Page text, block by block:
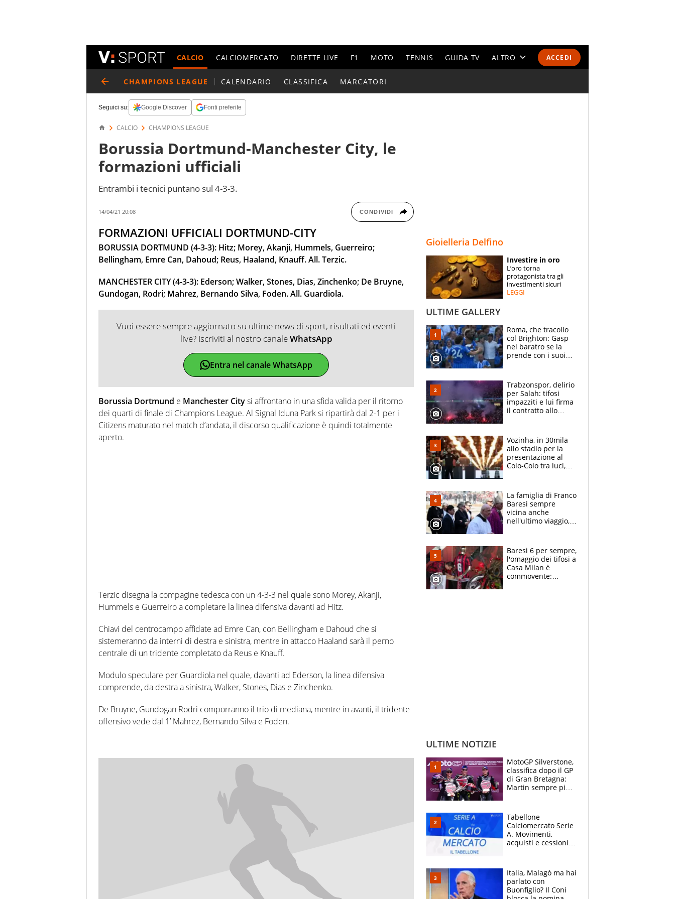
ACCEDI
CALCIO CALCIOMERCATO DIRETTE LIVE F1 MOTO TENNIS GUIDA TV ALTRO
ESPERTI
CONTATTI
CHAMPIONS LEAGUE CALENDARIO CLASSIFICA MARCATORI
Seguici su: Google Discover Fonti preferite
CALCIO CHAMPIONS LEAGUE
Borussia Dortmund-Manchester City, le
formazioni ufficiali
Entrambi i tecnici puntano sul 4-3-3.
14/04/21 20:08 CONDIVIDI
FORMAZIONI UFFICIALI DORTMUND-CITY
BORUSSIA DORTMUND (4-3-3): Hitz; Morey, Akanji, Hummels, Guerreiro;
Bellingham, Emre Can, Dahoud; Reus, Haaland, Knauff. All. Terzic.
MANCHESTER CITY (4-3-3): Ederson; Walker, Stones, Dias, Zinchenko; De Bruyne,
Gundogan, Rodri; Mahrez, Bernando Silva, Foden. All. Guardiola.
Vuoi essere sempre aggiornato su ultime news di sport, risultati ed eventi
live? Iscriviti al nostro canaleWhatsApp
Entra nel canale WhatsApp
Borussia Dortmund e Manchester Citysi affrontano in una sfida valida per il ritorno
dei quarti di finale di Champions League. Al Signal Iduna Park si ripartirà dal 2-1 per i
Citizens maturato nel match d’andata, il discorso qualificazione è quindi totalmente
aperto.
Terzic disegna la compagine tedesca con un 4-3-3 nel quale sono Morey, Akanji,
Hummels e Guerreiro a completare la linea difensiva davanti ad Hitz.
Chiavi del centrocampo affidate ad Emre Can, con Bellingham e Dahoud che si
sistemeranno da interni di destra e sinistra, mentre in attacco Haaland sarà il perno
centrale di un tridente completato da Reus e Knauff.
Modulo speculare per Guardiola nel quale, davanti ad Ederson, la linea difensiva
comprende, da destra a sinistra, Walker, Stones, Dias e Zinchenko.
De Bruyne, Gundogan Rodri comporranno il trio di mediana, mentre in avanti, il tridente
offensivo vede dal 1’ Mahrez, Bernando Silva e Foden.
Gioielleria Delfino
Investire in oro
L’oro torna
protagonista tra gli
investimenti sicuri
LEGGI
ULTIME GALLERY
Roma, che tracollo
col Brighton: Gasp
nel baratro se la
prende con i suoi
Trabzonspor, delirio
per Salah: tifosi
impazziti e lui firma
il contratto allo
Vozinha, in 30mila
allo stadio per la
presentazione al
Colo-Colo tra luci,
La famiglia di Franco
Baresi sempre
vicina anche
nell'ultimo viaggio,
circondati
dall'affetto dei tifosi
Baresi 6 per sempre,
l'omaggio dei tifosi a
Casa Milan è
commovente:
ULTIME NOTIZIE
MotoGP Silverstone,
classifica dopo il GP
di Gran Bretagna:
Martin sempre più
Tabellone
Calciomercato Serie
A. Movimenti,
acquisti e cessioni:
Italia, Malagò ma hai
parlato con
Buonfiglio? Il Coni